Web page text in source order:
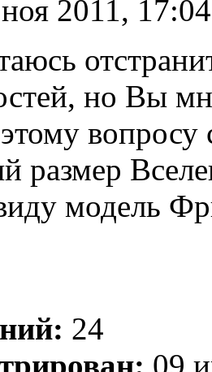
2011, 17:04
но Вы
вопросу
размер
модель
24